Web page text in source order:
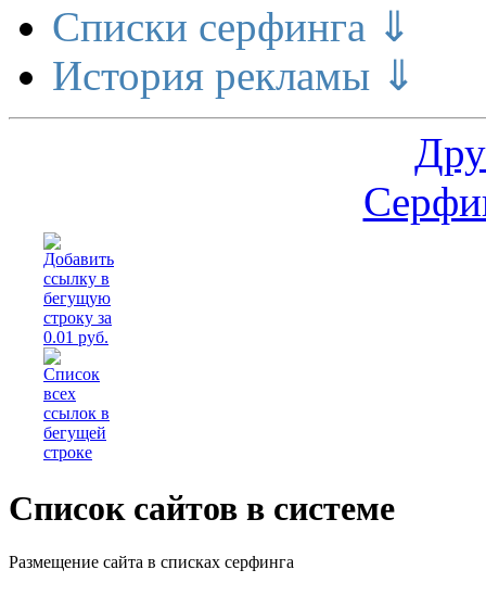
Списки серфинга ⇓
История рекламы ⇓
Список сайтов в системе
Размещение сайта в списках серфинга